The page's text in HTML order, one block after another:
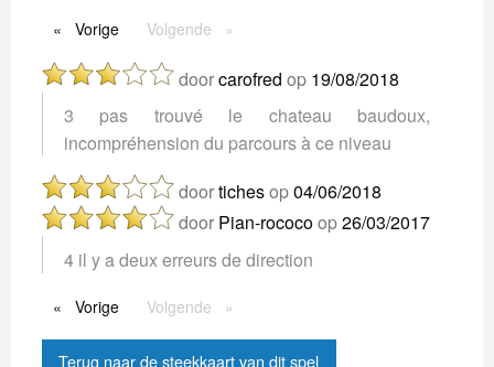
Vorige VorigeVolgende Volgende
doorcarofred op 19/08/2018
3 pas trouvé le chateau baudoux,
incompréhension du parcours à ce niveau
doortichesop04/06/2018
door Pian-rococoop26/03/2017
4 il y a deux erreurs de direction
Vorige VorigeVolgende Volgende
Terug naar de steekkaart van dit spel